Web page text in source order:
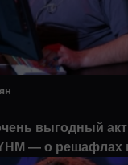
выгодный
— о решафлах